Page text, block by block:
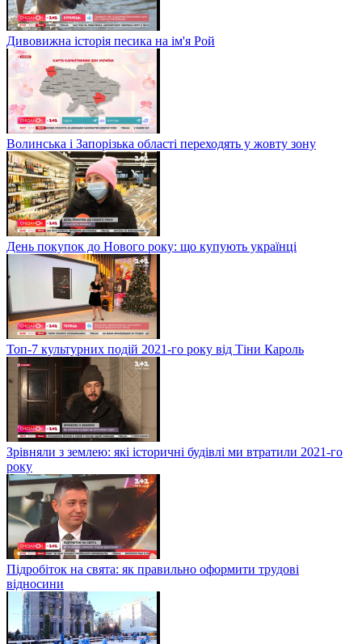
Дивовижна історія песика на ім'я Рой
Волинська і Запорізька області переходять у жовту зону
День покупок до Нового року: що купують українці
Топ-7 культурних подій 2021-го року від Тіни Кароль
Зрівняли з землею: які історичні будівлі ми втратили 2021-го
року
Підробіток на свята: як правильно оформити трудові
відносини